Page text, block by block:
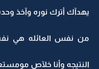
يهدآك أترك نوره وآخذ
من نفس العائله هي
النتيجه وأنا خلآص